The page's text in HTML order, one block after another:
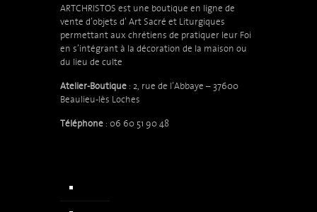
ARTCHRISTOS est une boutique en ligne de
vente d’objets d’Art Sacré et Liturgiques
permettant aux chrétiens de pratiquer leur Foi
en s’intégrant à la décoration de la maison ou
du lieu de culte
Atelier-Boutique: 2, rue de l’Abbaye – 37600
Beaulieu-lès Loches
Téléphone: 06 60 51 90 48